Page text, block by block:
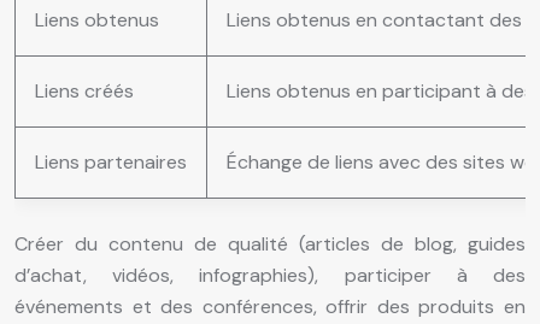
Liens obtenus Liens obtenus en contactant des
Liens créés Liens obtenus en participant à des
Liens partenaires Échange de liens avec des sites
Créer du contenu de qualité (articles de blog, guides
d’achat, vidéos, infographies), participer à des
événements et des conférences, offrir des produits en